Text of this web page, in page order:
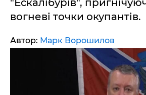
"Ескалібурів",
вогневі точки окупантів.
Автор: Марк Ворошилов